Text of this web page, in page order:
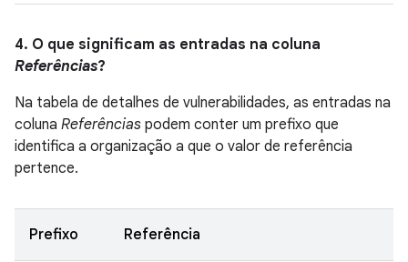
4. O que significam as entradas na coluna
Referências?
Na tabela de detalhes de vulnerabilidades, as entradas na
coluna Referências podem conter um prefixo que
identifica a organização a que o valor de referência
pertence.
Prefixo Referência